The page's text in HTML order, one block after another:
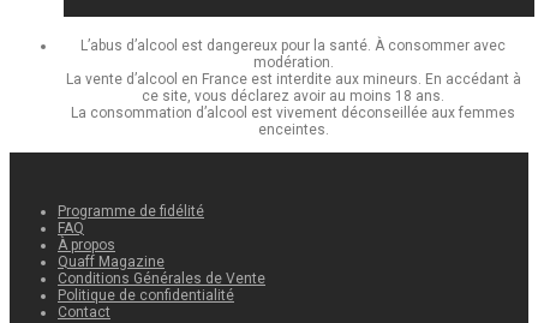
L’abus d’alcool est dangereux pour la santé. À consommer avec
modération.
La vente d’alcool en France est interdite aux mineurs. En accédant à
ce site, vous déclarez avoir au moins 18 ans.
La consommation d’alcool est vivement déconseillée aux femmes
enceintes.
Programme de fidélité
FAQ
À propos
Quaff Magazine
Conditions Générales de Vente
Politique de confidentialité
Contact